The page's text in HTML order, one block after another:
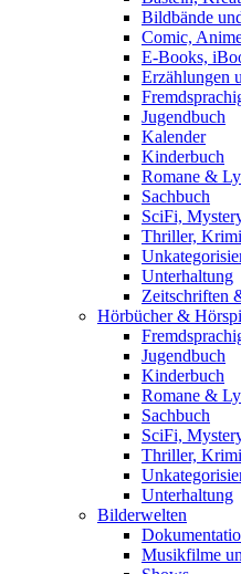
Bildbände
Comic,
E-Books,
Erzählungen
Jugendbuch
Kalender
Kinderbuch
Romane &
Sachbuch
SciFi,
Thriller,
Unterhaltung
Zeitschriften
Hörbücher &
Jugendbuch
Kinderbuch
Romane &
Sachbuch
SciFi,
Thriller,
Unterhaltung
Bilderwelten
Musikfilme